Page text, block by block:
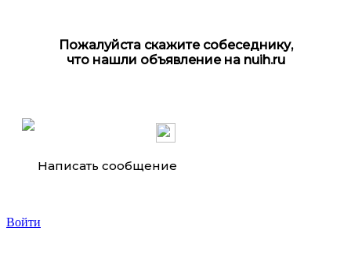
Пожалуйста скажите собеседнику,
что нашли объявление на nuih.ru
Написать сообщение
Войти